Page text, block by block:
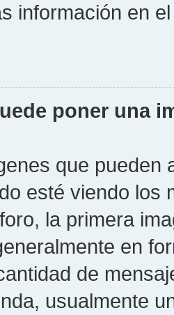
información en
poner una
que pueden
esté viendo los
la primera
en
de
usualmente